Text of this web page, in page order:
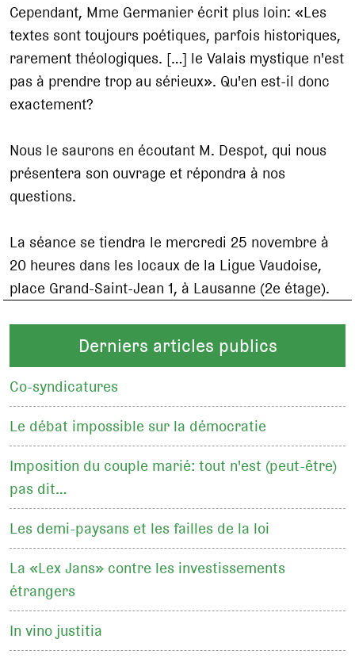
Cependant, Mme Germanier écrit plus loin: «Les
textes sont toujours poétiques, parfois historiques,
rarement théologiques. […] le Valais mystique n'est
pas à prendre trop au sérieux». Qu'en est-il donc
exactement?
Nous le saurons en écoutant M. Despot, qui nous
présentera son ouvrage et répondra à nos
questions.
La séance se tiendra le mercredi 25 novembre à
20 heures dans les locaux de la Ligue Vaudoise,
place Grand-Saint-Jean 1, à Lausanne (2e étage).
Derniers articles publics
Co-syndicatures
Le débat impossible sur la démocratie
Imposition du couple marié: tout n'est (peut-être)
pas dit…
Les demi-paysans et les failles de la loi
La «Lex Jans» contre les investissements
étrangers
In vino justitia